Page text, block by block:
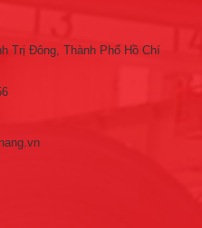
Trị Đông, Thành Phố Hồ Chí